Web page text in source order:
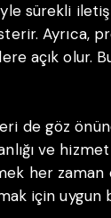
sürekli
Ayrıca,
açık olur.
de göz
ve
her
için uygun